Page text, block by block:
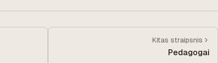
Kitas straipsnis
Pedagogai